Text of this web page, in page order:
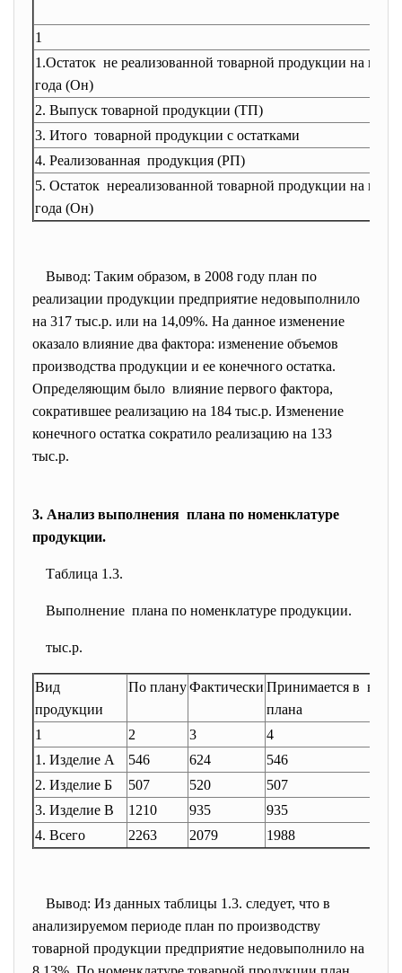
1
1.Остаток не реализованной товарной продукции на
года (Он)
2. Выпуск товарной продукции (ТП)
3. Итого товарной продукции с остатками
4. Реализованная продукция (РП)
5. Остаток нереализованной товарной продукции на
года (Он)
Вывод: Таким образом, в 2008 году план по
реализации продукции предприятие недовыполнило
на 317 тыс.р. или на 14,09%. На данное изменение
оказало влияние два фактора: изменение объемов
производства продукции и ее конечного остатка.
Определяющим было влияние первого фактора,
сократившее реализацию на 184 тыс.р. Изменение
конечного остатка сократило реализацию на 133
тыс.р.
3. Анализ выполнения плана по номенклатуре
продукции.
Таблица 1.3.
Выполнение плана по номенклатуре продукции.
тыс.р.
Вид
продукции
По плануФактически Принимается в
плана
1
2 3
4
1. Изделие А
546 624
546
2. Изделие Б
507 520
507
3. Изделие В
1210 935
935
4. Всего
2263 2079 1988
Вывод: Из данных таблицы 1.3. следует, что в
анализируемом периоде план по производству
товарной продукции предприятие недовыполнило на